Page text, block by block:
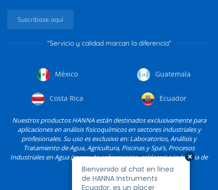
Suscríbase aquí
"Servicio y calidad marcan la diferencia"
México Guatemala
Costa Rica Ecuador
Nuestros productos HANNA están destinados exclusivamente para
aplicaciones en análisis fisicoquímicos en sectores industriales y
profesionales. Su uso es exclusivo en: Laboratorios, Análisis y
Tratamiento de Agua, Agricultura, Piscinas y Spa’s, Procesos
Industriales en Agua (torres de enfriamiento, calderas) e Industria de
Alimentos, entre otros.